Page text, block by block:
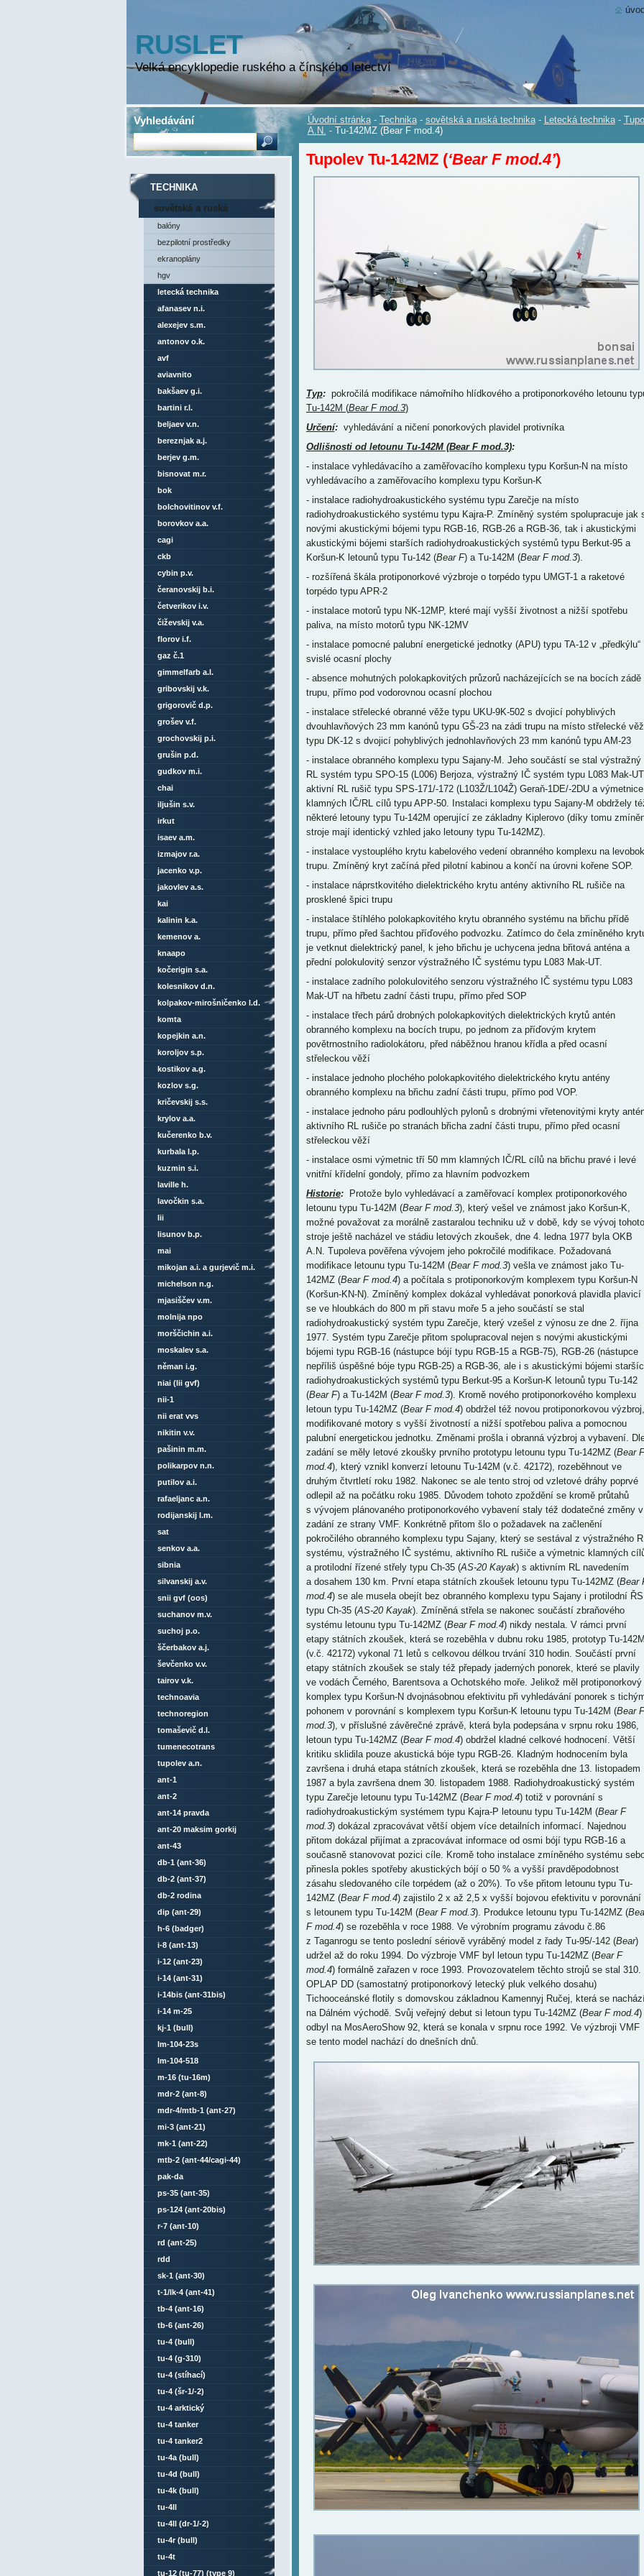
RUSLET
Velká encyklopedie ruského a čínského letectví
Úvodní stránka - Technika - sovětská a ruská technika - Letecká technika -
A.N. - Tu-142MZ (Bear F mod.4)
Tupolev Tu-142MZ (‘Bear F mod.4’)
Typ:pokročilá modifikace námořního hlídkového a protiponorkového letounu
Tu-142M (Bear F mod.3)
Určení:vyhledávání a ničení ponorkových plavidel protivníka
Odlišnosti od letounu Tu-142M (Bear F mod.3):
- instalace vyhledávacího a zaměřovacího komplexu typu Koršun-N na místo
vyhledávacího a zaměřovacího komplexu typu Koršun-K
- instalace radiohydroakustického systému typu Zarečje na místo
radiohydroakustického systému typu Kajra-P. Zmíněný systém spolupracuje jak
novými akustickými bójemi typu RGB-16, RGB-26 a RGB-36, tak i akustickými
akustickými bójemi starších radiohydroakustických systémů typu Berkut-95 a
Koršun-K letounů typu Tu-142 (Bear F) a Tu-142M (Bear F mod.3).
- rozšířená škála protiponorkové výzbroje o torpédo typu UMGT-1 a raketové
torpédo typu APR-2
- instalace motorů typu NK-12MP, které mají vyšší životnost a nižší spotřebu
paliva, na místo motorů typu NK-12MV
- instalace pomocné palubní energetické jednotky (APU) typu TA-12 v „předkýlu“
svislé ocasní plochy
- absence mohutných polokapkovitých průzorů nacházejících se na bocích zádě
trupu, přímo pod vodorovnou ocasní plochou
- instalace střelecké obranné věže typu UKU-9K-502 s dvojicí pohyblivých
dvouhlavňových 23 mm kanónů typu GŠ-23 na zádi trupu na místo střelecké
typu DK-12 s dvojicí pohyblivých jednohlavňových 23 mm kanónů typu AM-23
- instalace obranného komplexu typu Sajany-M. Jeho součástí se stal výstražný
RL systém typu SPO-15 (L006) Berjoza, výstražný IČ systém typu L083 Mak-
aktivní RL rušič typu SPS-171/-172 (L103Ž/L104Ž) Geraň-1DE/-2DU a výmetnice
klamných IČ/RL cílů typu APP-50. Instalaci komplexu typu Sajany-M obdržely
některé letouny typu Tu-142M operující ze základny Kiplerovo (díky tomu
stroje mají identický vzhled jako letouny typu Tu-142MZ).
- instalace vystouplého krytu kabelového vedení obranného komplexu na
trupu. Zmíněný kryt začíná před pilotní kabinou a končí na úrovni kořene SOP.
- instalace náprstkovitého dielektrického krytu antény aktivního RL rušiče na
prosklené špici trupu
- instalace štíhlého polokapkovitého krytu obranného systému na břichu přídě
trupu, přímo před šachtou příďového podvozku. Zatímco do čela zmíněného
je vetknut dielektrický panel, k jeho břichu je uchycena jedna břitová anténa a
přední polokulovitý senzor výstražného IČ systému typu L083 Mak-UT.
- instalace zadního polokulovitého senzoru výstražného IČ systému typu L083
Mak-UT na hřbetu zadní části trupu, přímo před SOP
- instalace třech párů drobných polokapkovitých dielektrických krytů antén
obranného komplexu na bocích trupu, po jednom za příďovým krytem
povětrnostního radiolokátoru, před náběžnou hranou křídla a před ocasní
střeleckou věží
- instalace jednoho plochého polokapkovitého dielektrického krytu antény
obranného komplexu na břichu zadní části trupu, přímo pod VOP.
- instalace jednoho páru podlouhlých pylonů s drobnými vřetenovitými kryty
aktivního RL rušiče po stranách břicha zadní části trupu, přímo před ocasní
střeleckou věží
- instalace osmi výmetnic tří 50 mm klamných IČ/RL cílů na břichu pravé i levé
vnitřní křídelní gondoly, přímo za hlavním podvozkem
Historie:Protože bylo vyhledávací a zaměřovací komplex protiponorkového
letounu typu Tu-142M (Bear F mod.3), který vešel ve známost jako Koršun-K,
možné považovat za morálně zastaralou techniku už v době, kdy se vývoj tohoto
stroje ještě nacházel ve stádiu letových zkoušek, dne 4. ledna 1977 byla OKB
A.N. Tupoleva pověřena vývojem jeho pokročilé modifikace. Požadovaná
modifikace letounu typu Tu-142M (Bear F mod.3) vešla ve známost jako Tu-
142MZ (Bear F mod.4) a počítala s protiponorkovým komplexem typu Koršun-N
(Koršun-KN-N). Zmíněný komplex dokázal vyhledávat ponorková plavidla plavicí
se ve hloubkách do 800 m při stavu moře 5 a jeho součástí se stal
radiohydroakustický systém typu Zarečje, který vzešel z výnosu ze dne 2. října
1977. Systém typu Zarečje přitom spolupracoval nejen s novými akustickými
bójemi typu RGB-16 (nástupce bójí typu RGB-15 a RGB-75), RGB-26 (nástupce
nepříliš úspěšné bóje typu RGB-25) a RGB-36, ale i s akustickými bójemi
radiohydroakustických systémů typu Berkut-95 a Koršun-K letounů typu Tu-142
(Bear F) a Tu-142M (Bear F mod.3). Kromě nového protiponorkového komplexu
letoun typu Tu-142MZ (Bear F mod.4) obdržel též novou protiponorkovou výzbroj,
modifikované motory s vyšší životností a nižší spotřebou paliva a pomocnou
palubní energetickou jednotku. Změnami prošla i obranná výzbroj a vybavení.
zadání se měly letové zkoušky prvního prototypu letounu typu Tu-142MZ (Bear F
mod.4), který vznikl konverzí letounu Tu-142M (v.č. 42172), rozeběhnout ve
druhým čtvrtletí roku 1982. Nakonec se ale tento stroj od vzletové dráhy poprvé
odlepil až na počátku roku 1985. Důvodem tohoto zpoždění se kromě průtahů
s vývojem plánovaného protiponorkového vybavení staly též dodatečné změny v
zadání ze strany VMF. Konkrétně přitom šlo o požadavek na začlenění
pokročilého obranného komplexu typu Sajany, který se sestával z výstražného
systému, výstražného IČ systému, aktivního RL rušiče a výmetnic klamných
a protilodní řízené střely typu Ch-35 (AS-20 Kayak) s aktivním RL navedením
a dosahem 130 km. První etapa státních zkoušek letounu typu Tu-142MZ (Bear
mod.4) se ale musela obejít bez obranného komplexu typu Sajany i protilodní ŘS
typu Ch-35 (AS-20 Kayak). Zmíněná střela se nakonec součástí zbraňového
systému letounu typu Tu-142MZ (Bear F mod.4) nikdy nestala. V rámci první
etapy státních zkoušek, která se rozeběhla v dubnu roku 1985, prototyp Tu-
(v.č. 42172) vykonal 71 letů s celkovou délkou trvání 310 hodin. Součástí první
etapy státních zkoušek se staly též přepady jaderných ponorek, které se plavily
ve vodách Černého, Barentsova a Ochotského moře. Jelikož měl protiponorkový
komplex typu Koršun-N dvojnásobnou efektivitu při vyhledávání ponorek s
pohonem v porovnání s komplexem typu Koršun-K letounu typu Tu-142M (Bear F
mod.3), v příslušné závěrečné zprávě, která byla podepsána v srpnu roku 1986,
letoun typu Tu-142MZ (Bear F mod.4) obdržel kladné celkové hodnocení. Větší
kritiku sklidila pouze akustická bóje typu RGB-26. Kladným hodnocením byla
završena i druhá etapa státních zkoušek, která se rozeběhla dne 13. listopadem
1987 a byla završena dnem 30. listopadem 1988. Radiohydroakustický systém
typu Zarečje letounu typu Tu-142MZ (Bear F mod.4) totiž v porovnání s
radiohydroakustickým systémem typu Kajra-P letounu typu Tu-142M (Bear F
mod.3) dokázal zpracovávat větší objem více detailních informací. Najednou
přitom dokázal přijímat a zpracovávat informace od osmi bójí typu RGB-16 a
současně stanovovat pozici cíle. Kromě toho instalace zmíněného systému
přinesla pokles spotřeby akustických bójí o 50 % a vyšší pravděpodobnost
zásahu sledovaného cíle torpédem (až o 20%). To vše přitom letounu typu Tu-
142MZ (Bear F mod.4) zajistilo 2 x až 2,5 x vyšší bojovou efektivitu v porovnání
s letounem typu Tu-142M (Bear F mod.3). Produkce letounu typu Tu-142MZ (
F mod.4) se rozeběhla v roce 1988. Ve výrobním programu závodu č.86
z Taganrogu se tento poslední sériově vyráběný model z řady Tu-95/-142 (Bear)
udržel až do roku 1994. Do výzbroje VMF byl letoun typu Tu-142MZ (Bear F
mod.4) formálně zařazen v roce 1993. Provozovatelem těchto strojů se stal 310.
OPLAP DD (samostatný protiponorkový letecký pluk velkého dosahu)
Tichooceánské flotily s domovskou základnou Kamennyj Ručej, která se
na Dálném východě. Svůj veřejný debut si letoun typu Tu-142MZ (Bear F mod.4)
odbyl na MosAeroShow 92, která se konala v srpnu roce 1992. Ve výzbroji VMF
se tento model nachází do dnešních dnů.
TECHNIKA
sovětská a ruská
technika
balóny
bezpilotní prostředky
ekranoplány
hgv
letecká technika
afanasev n.i.
alexejev s.m.
antonov o.k.
avf
aviavnito
bakšaev g.i.
bartini r.l.
beljaev v.n.
bereznjak a.j.
berjev g.m.
bisnovat m.r.
bok
bolchovitinov v.f.
borovkov a.a.
cagi
ckb
cybin p.v.
čeranovskij b.i.
četverikov i.v.
čiževskij v.a.
florov i.f.
gaz č.1
gimmelfarb a.l.
gribovskij v.k.
grigorovič d.p.
grošev v.f.
grochovskij p.i.
grušin p.d.
gudkov m.i.
chai
iljušin s.v.
irkut
isaev a.m.
izmajov r.a.
jacenko v.p.
jakovlev a.s.
kai
kalinin k.a.
kemenov a.
knaapo
kočerigin s.a.
kolesnikov d.n.
kolpakov-mirošničenko l.d.
komta
kopejkin a.n.
koroljov s.p.
kostikov a.g.
kozlov s.g.
kričevskij s.s.
krylov a.a.
kučerenko b.v.
kurbala l.p.
kuzmin s.i.
laville h.
lavočkin s.a.
lii
lisunov b.p.
mai
mikojan a.i. a gurjevič m.i.
michelson n.g.
mjasiščev v.m.
molnija npo
morščichin a.i.
moskalev s.a.
něman i.g.
niai (lii gvf)
nii-1
nii erat vvs
nikitin v.v.
pašinin m.m.
polikarpov n.n.
putilov a.i.
rafaeljanc a.n.
rodijanskij l.m.
sat
senkov a.a.
sibnia
silvanskij a.v.
snii gvf (oos)
suchanov m.v.
suchoj p.o.
ščerbakov a.j.
ševčenko v.v.
tairov v.k.
technoavia
technoregion
tomaševič d.l.
tumenecotrans
tupolev a.n.
ant-1
ant-2
ant-14 pravda
ant-20 maksim gorkij
ant-43
db-1 (ant-36)
db-2 (ant-37)
db-2 rodina
dip (ant-29)
h-6 (badger)
i-8 (ant-13)
i-12 (ant-23)
i-14 (ant-31)
i-14bis (ant-31bis)
i-14 m-25
kj-1 (bull)
lm-104-23s
lm-104-518
m-16 (tu-16m)
mdr-2 (ant-8)
mdr-4/mtb-1 (ant-27)
mi-3 (ant-21)
mk-1 (ant-22)
mtb-2 (ant-44/cagi-44)
pak-da
ps-35 (ant-35)
ps-124 (ant-20bis)
r-7 (ant-10)
rd (ant-25)
rdd
sk-1 (ant-30)
t-1/lk-4 (ant-41)
tb-4 (ant-16)
tb-6 (ant-26)
tu-4 (bull)
tu-4 (g-310)
tu-4 (stíhací)
tu-4 (šr-1/-2)
tu-4 arktický
tu-4 tanker
tu-4 tanker2
tu-4a (bull)
tu-4d (bull)
tu-4k (bull)
tu-4ll
tu-4ll (dr-1/-2)
tu-4r (bull)
tu-4t
tu-12 (tu-77) (type 9)
Vyhledávání